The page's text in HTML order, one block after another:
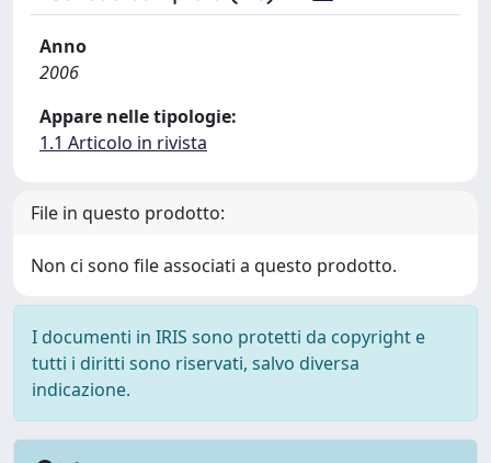
Anno
2006
Appare nelle tipologie:
1.1 Articolo in rivista
File in questo prodotto:
Non ci sono file associati a questo prodotto.
I documenti in IRIS sono protetti da copyright e
tutti i diritti sono riservati, salvo diversa
indicazione.